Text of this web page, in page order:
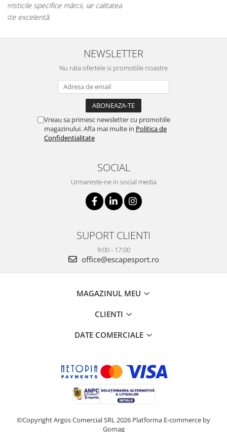
NEWSLETTER
Nu rata ofertele si promotiile noastre
Vreau sa primesc newsletter cu promotiile
magazinului. Afla mai multe in Politica de
Confidentialitate
SOCIAL
Urmareste-ne in social media
SUPORT CLIENTI
9:00 - 17:00
office@escapesport.ro
MAGAZINUL MEU
CLIENTI
DATE COMERCIALE
©Copyright Argos Comercial SRL 2026 Platforma E-commerce by
Gomag